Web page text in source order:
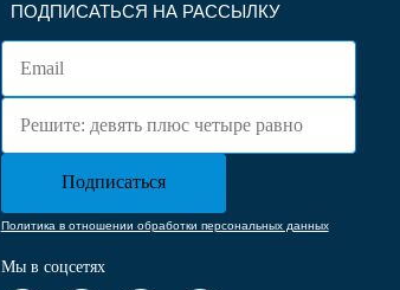
ПОДПИСАТЬСЯ НА РАССЫЛКУ
Политика в отношении обработки персональных данных
Мы в соцсетях